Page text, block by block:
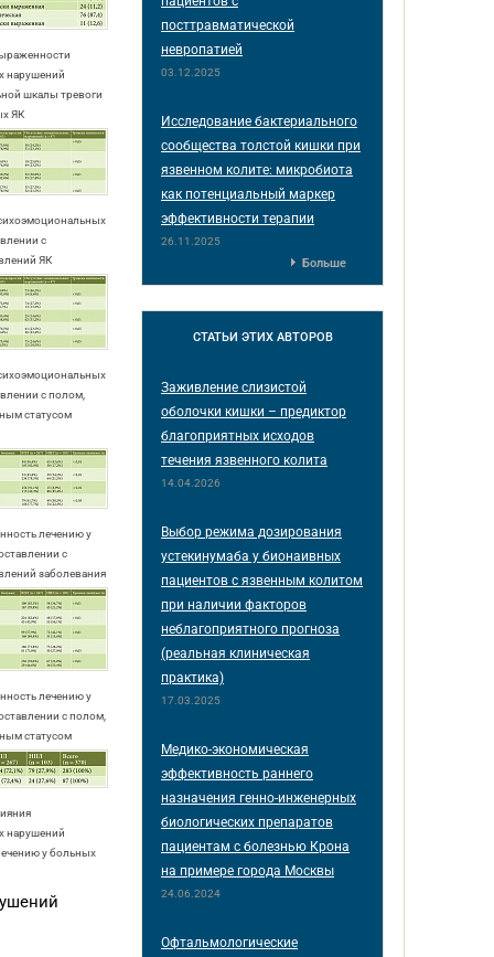
нарушений
шкалы тревоги
ЯК
с
ЯК
с полом,
статусом
лечению у
с
заболевания
лечению у
с полом,
статусом
нарушений
у больных
посттравматической
невропатией
03.12.2025
Исследование бактериального
сообщества толстой кишки при
язвенном колите: микробиота
как потенциальный маркер
эффективности терапии
26.11.2025
Больше
СТАТЬИ ЭТИХ АВТОРОВ
Заживление слизистой
оболочки кишки – предиктор
благоприятных исходов
течения язвенного колита
14.04.2026
Выбор режима дозирования
устекинумаба у бионаивных
пациентов с язвенным колитом
при наличии факторов
неблагоприятного прогноза
(реальная клиническая
практика)
17.03.2025
Медико-экономическая
эффективность раннего
назначения генно-инженерных
биологических препаратов
пациентам с болезнью Крона
на примере города Москвы
24.06.2024
Офтальмологические